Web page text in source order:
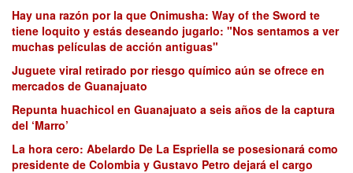
Hay una razón por la que Onimusha: Way of the Sword te
tiene loquito y estás deseando jugarlo: "Nos sentamos a ver
muchas películas de acción antiguas"
Juguete viral retirado por riesgo químico aún se ofrece en
mercados de Guanajuato
Repunta huachicol en Guanajuato a seis años de la captura
del ‘Marro’
La hora cero: Abelardo De La Espriella se posesionará como
presidente de Colombia y Gustavo Petro dejará el cargo